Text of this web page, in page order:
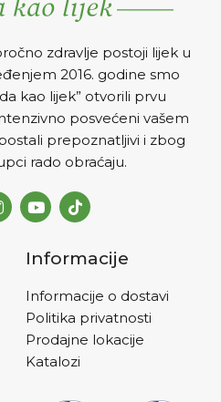
zdravlje postoji lijek u
2016. godine smo
kao lijek” otvorili prvu
posvećeni vašem
prepoznatljivi i zbog
rado obraćaju.
Informacije
Informacije o dostavi
Politika privatnosti
Prodajne lokacije
Katalozi